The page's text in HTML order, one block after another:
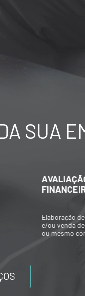
SUA
entre